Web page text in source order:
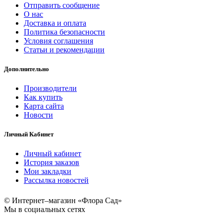
Отправить сообщение
О нас
Доставка и оплата
Политика безопасности
Условия соглашения
Статьи и рекомендации
Дополнительно
Производители
Как купить
Карта сайта
Новости
Личный Кабинет
Личный кабинет
История заказов
Мои закладки
Рассылка новостей
© Интернет–магазин «Флора Сад»
Мы в социальных сетях